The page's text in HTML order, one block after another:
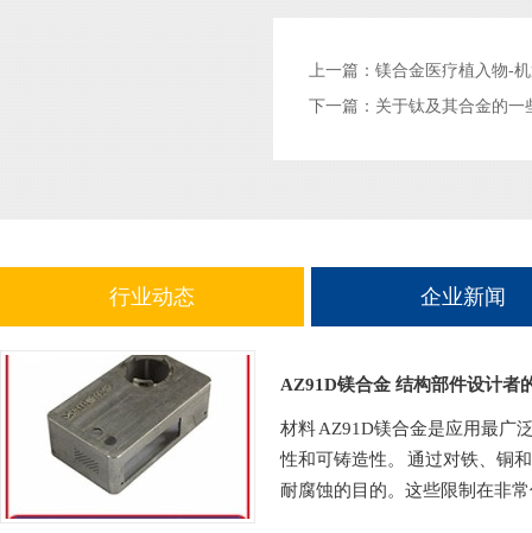
上一篇： 镁合金医疗植入物-
下一篇： 关于钛及其合金的一
行业动态 企业新闻
AZ91D镁合金 结构部件设计者
材料 AZ91D镁合金是应用最广
性和可铸造性。 通过对铁、铜
耐腐蚀的目的。这些限制在非